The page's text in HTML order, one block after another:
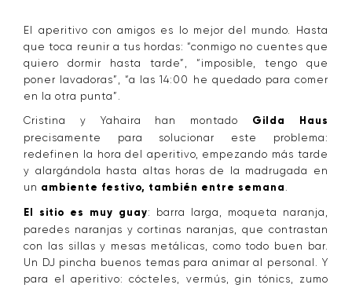
El aperitivo con amigos es lo mejor del mundo. Hasta
que toca reunir a tus hordas: “conmigo no cuentes que
quiero dormir hasta tarde”, “imposible, tengo que
poner lavadoras”, “a las 14:00 he quedado para comer
en la otra punta”.
Cristina y Yahaira han montado Gilda Haus
precisamente para solucionar este problema:
redefinen la hora del aperitivo, empezando más tarde
y alargándola hasta altas horas de la madrugada en
un ambiente festivo, también entre semana
El sitio es muy guay: barra larga, moqueta naranja,
paredes naranjas y cortinas naranjas, que contrastan
con las sillas y mesas metálicas, como todo buen bar.
Un DJ pincha buenos temas para animar al personal. Y
para el aperitivo: cócteles, vermús, gin tónics, zumo